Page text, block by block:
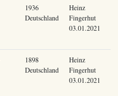
1936
Deutschland
Heinz
Fingerhut
03.01.2021
1898
Deutschland
Heinz
Fingerhut
03.01.2021